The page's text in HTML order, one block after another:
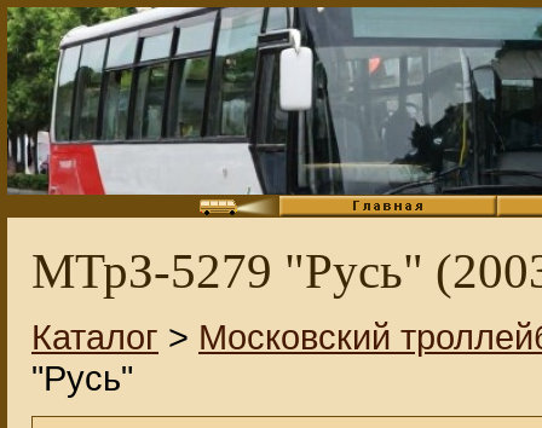
МТрЗ-5279 "Русь"
Каталог > Московский
"Русь"